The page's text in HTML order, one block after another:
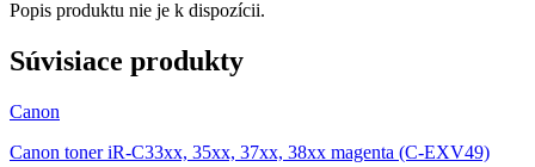
Popis produktu nie je k dispozícii.
Súvisiace produkty
Canon
Canon toner iR-C33xx, 35xx, 37xx, 38xx magenta (C-EXV49)